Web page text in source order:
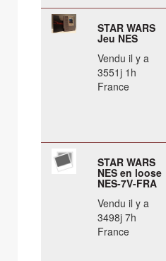
STAR WARS
Jeu NES
Vendu il y a
3551j 1h
France
STAR WARS
NES en loose
NES-7V-FRA
Vendu il y a
3498j 7h
France